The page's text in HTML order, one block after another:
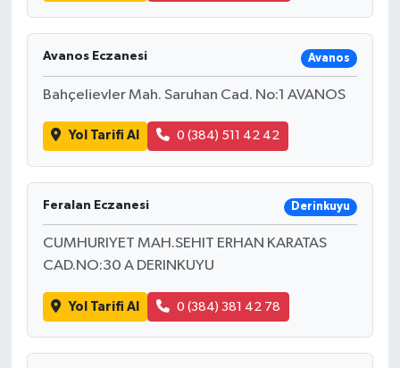
Avanos Eczanesi Avanos
Bahçelievler Mah. Saruhan Cad. No:1 AVANOS
Yol Tarifi Al 0 (384) 511 42 42
Feralan Eczanesi Derinkuyu
CUMHURIYET MAH.SEHIT ERHAN KARATAS
CAD.NO:30 A DERINKUYU
Yol Tarifi Al 0 (384) 381 42 78